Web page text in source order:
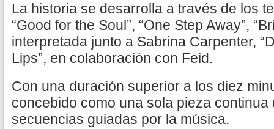
La historia se desarrolla a través de los
“Good for the Soul”, “One Step Away”,
interpretada junto a Sabrina Carpenter,
Lips”, en colaboración con Feid.
Con una duración superior a los diez
concebido como una sola pieza
secuencias guiadas por la música.